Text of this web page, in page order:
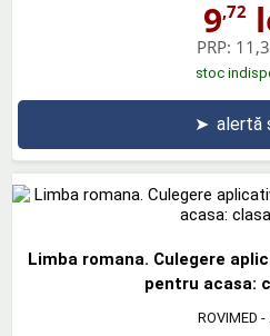
9,72
PRP:
stoc
➤ alertă
Limba romana. Culegere
pentru acasa:
ROVIMED -